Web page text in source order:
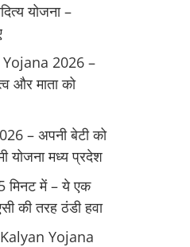
योजना –
2026 –
और माता को
– अपनी बेटी को
योजना मध्य प्रदेश
मिनट में – ये एक
की तरह ठंडी हवा
Yojana